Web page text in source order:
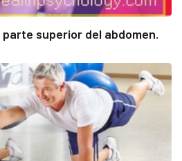
superior del abdomen.